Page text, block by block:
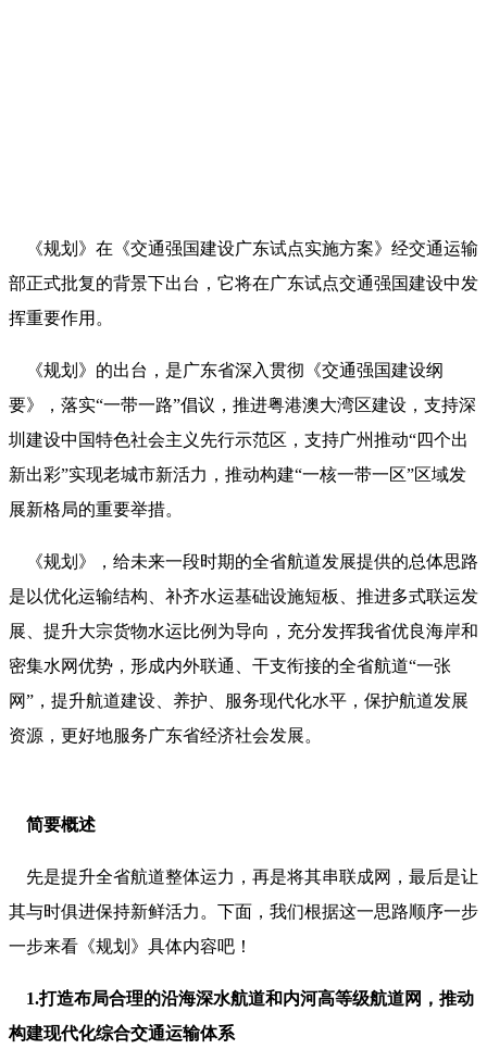
《规划》在《交通强国建设广东试点实施方案》经交通运输
部正式批复的背景下出台，它将在广东试点交通强国建设中发
挥重要作用。
《规划》的出台，是广东省深入贯彻《交通强国建设纲
要》，落实“一带一路”倡议，推进粤港澳大湾区建设，支持深
圳建设中国特色社会主义先行示范区，支持广州推动“四个出
新出彩”实现老城市新活力，推动构建“一核一带一区”区域发
展新格局的重要举措。
《规划》，给未来一段时期的全省航道发展提供的总体思路
是以优化运输结构、补齐水运基础设施短板、推进多式联运发
展、提升大宗货物水运比例为导向，充分发挥我省优良海岸和
密集水网优势，形成内外联通、干支衔接的全省航道“一张
网”，提升航道建设、养护、服务现代化水平，保护航道发展
资源，更好地服务广东省经济社会发展。
简要概述
先是提升全省航道整体运力，再是将其串联成网，最后是让
其与时俱进保持新鲜活力。下面，我们根据这一思路顺序一步
一步来看《规划》具体内容吧！
1.打造布局合理的沿海深水航道和内河高等级航道网，推动
构建现代化综合交通运输体系